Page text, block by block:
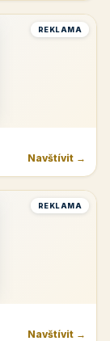
REKLAMA
Navštívit →
REKLAMA
Navštívit →